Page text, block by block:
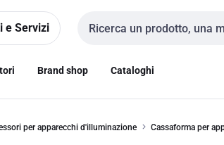
e Servizi
Cerca input
Brand shop Cataloghi
per apparecchi d'illuminazione Cassaforma per